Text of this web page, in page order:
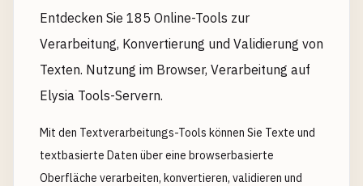
Entdecken Sie 185 Online-Tools zur
Verarbeitung, Konvertierung und Validierung von
Texten. Nutzung im Browser, Verarbeitung auf
Elysia Tools-Servern.
Mit den Textverarbeitungs-Tools können Sie Texte und
textbasierte Daten über eine browserbasierte
Oberfläche verarbeiten, konvertieren, validieren und